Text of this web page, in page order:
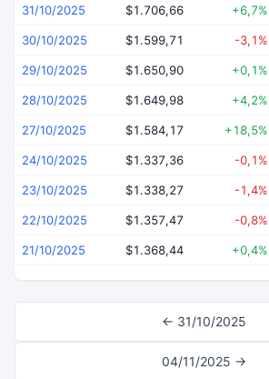
31/10/2025 $1.706,66 +6,7%
30/10/2025 $1.599,71 -3,1%
29/10/2025 $1.650,90 +0,1%
28/10/2025 $1.649,98 +4,2%
27/10/2025 $1.584,17 +18,5%
24/10/2025 $1.337,36 -0,1%
23/10/2025 $1.338,27 -1,4%
22/10/2025 $1.357,47 -0,8%
21/10/2025 $1.368,44 +0,4%
← 31/10/2025
04/11/2025 →